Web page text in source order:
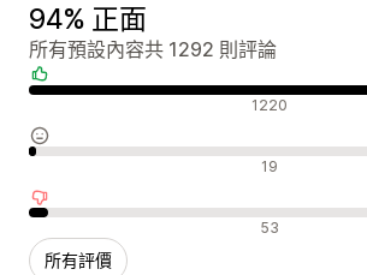
94% 正面
所有預設內容共 1292 則評論
正面評論 1220
中立評論 19
負面評論 53
所有評價